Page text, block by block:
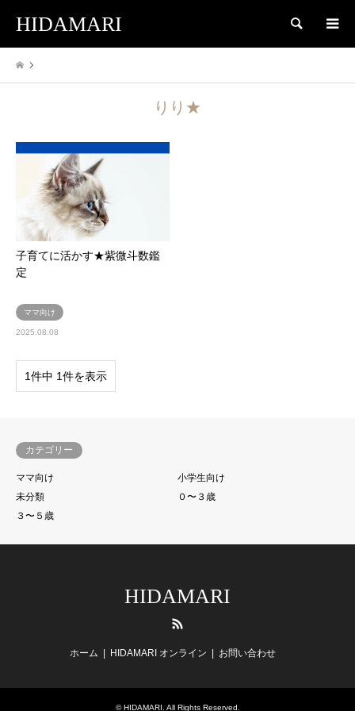
HIDAMARI 検索
りり★
子育てに活かす★紫微斗数鑑
定
ママ向け
2025.08.08
1件中 1件を表示
カテゴリー
ママ向け
小学生向け
未分類
０〜３歳
３〜５歳
HIDAMARI
ホーム HIDAMARI オンライン お問い合わせ
©HIDAMARI . All Rights Reserved.